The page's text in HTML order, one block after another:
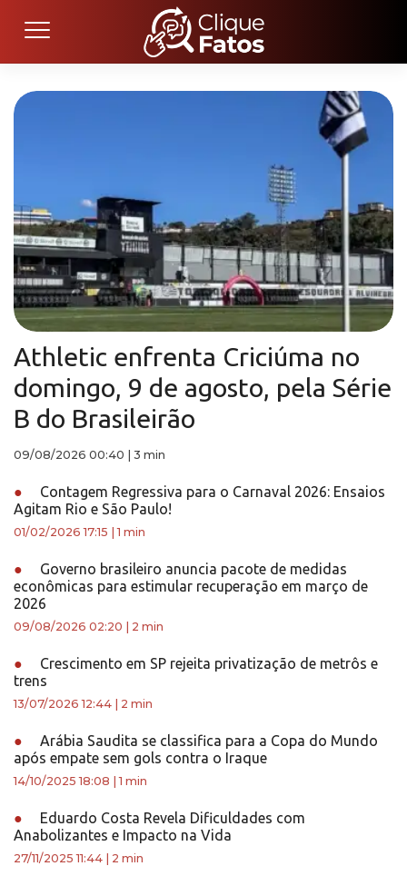
Athletic enfrenta Criciúma no
domingo, 9 de agosto, pela Série
B do Brasileirão
09/08/2026 00:40 3 min
●
Contagem Regressiva para o Carnaval 2026: Ensaios
Agitam Rio e São Paulo!
01/02/2026 17:15 |1 min
●
Governo brasileiro anuncia pacote de medidas
econômicas para estimular recuperação em março de
2026
09/08/2026 02:20 2 min
●
Crescimento em SP rejeita privatização de metrôs e
trens
13/07/2026 12:44 2 min
●
Arábia Saudita se classifica para a Copa do Mundo
após empate sem gols contra o Iraque
14/10/2025 18:08 |1 min
●
Eduardo Costa Revela Dificuldades com
Anabolizantes e Impacto na Vida
27/11/2025 11:44 2 min